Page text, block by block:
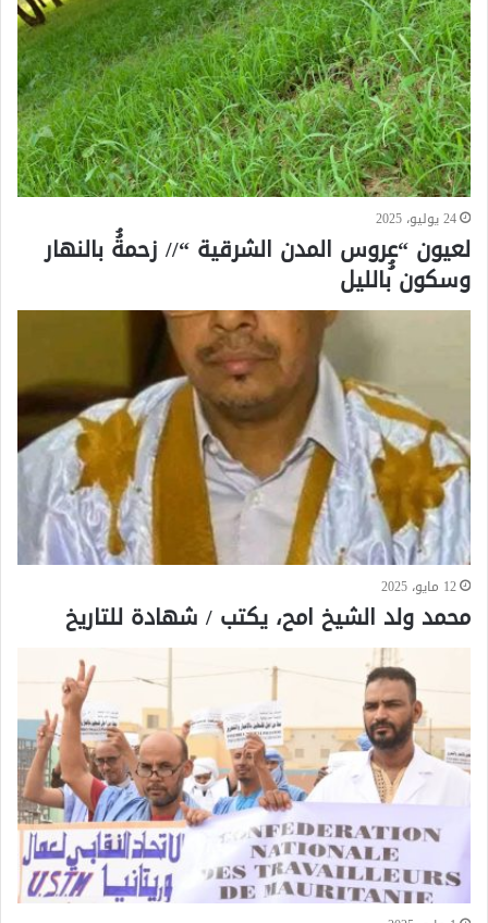
24 يوليو، 2025
لعيون “عروس المدن الشرقية “// زحمةُُ بالنهار
وسكون ُُبالليل
12 مايو، 2025
محمد ولد الشيخ امح، يكتب / شهادة للتاريخ